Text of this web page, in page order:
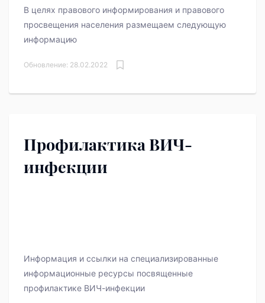
В целях правового информирования и правового
просвещения населения размещаем следующую
информацию
Обновление: 28.02.2022
Профилактика ВИЧ-
инфекции
Информация и ссылки на специализированные
информационные ресурсы посвященные
профилактике ВИЧ-инфекции